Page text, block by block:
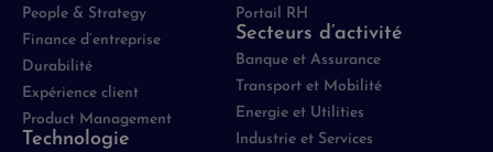
People & Strategy
Finance d’entreprise
Durabilité
Expérience client
Product Management
Technologie
Portail RH
Secteurs d’activité
Banque et Assurance
Transport et Mobilité
Energie et Utilities
Industrie et Services